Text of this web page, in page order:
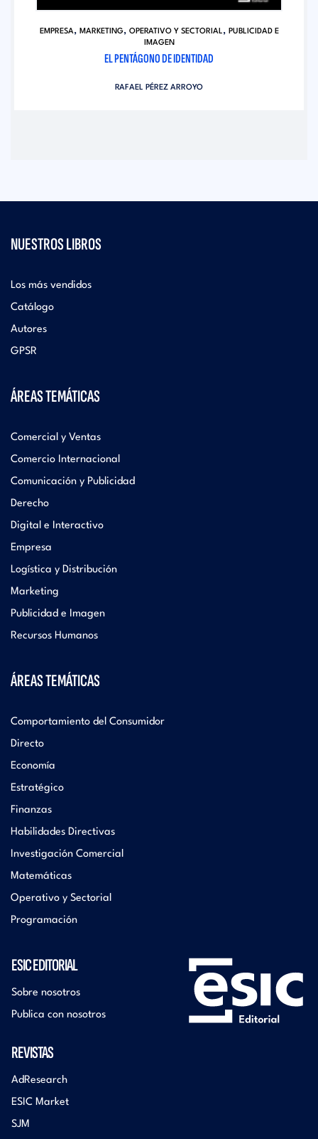
EMPRESA, MARKETING, OPERATIVO Y SECTORIAL, PUBLICIDAD E
IMAGEN
EL PENTÁGONO DE IDENTIDAD
RAFAEL PÉREZ ARROYO
NUESTROS LIBROS
Los más vendidos
Catálogo
Autores
GPSR
ÁREAS TEMÁTICAS
Comercial y Ventas
Comercio Internacional
Comunicación y Publicidad
Derecho
Digital e Interactivo
Empresa
Logística y Distribución
Marketing
Publicidad e Imagen
Recursos Humanos
ÁREAS TEMÁTICAS
Comportamiento del Consumidor
Directo
Economía
Estratégico
Finanzas
Habilidades Directivas
Investigación Comercial
Matemáticas
Operativo y Sectorial
Programación
ESIC EDITORIAL
Sobre nosotros
Publica con nosotros
REVISTAS
AdResearch
ESIC Market
SJM